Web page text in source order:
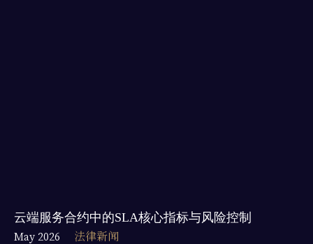
云端服务合约中的SLA核心指标与风险控制
May 2026
法律新闻